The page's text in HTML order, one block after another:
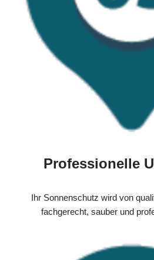
Professionelle
Ihr Sonnenschutz wird von
fachgerecht, sauber und